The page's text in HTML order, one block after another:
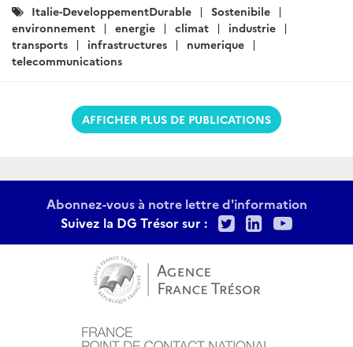
Catégories
:
Italie-DeveloppementDurable
Sostenibile
environnement
energie climat
industrie
transports
infrastructures
numerique
telecommunications
AFFICHER PLUS DE PUBLICATIONS
Abonnez-vous à notre lettre d'information
Suivez la DG Trésor sur :
TwitterLinkedIn